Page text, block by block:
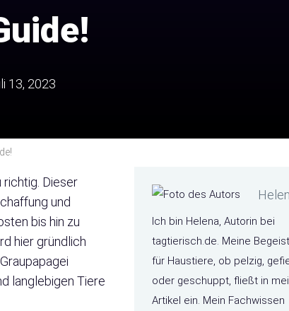
13, 2023
richtig. Dieser
und
bis hin zu
hier gründlich
langlebigen Tiere
Ich bin Helena, Autorin bei
tagtierisch.de. Meine
für Haustiere, ob pelzig,
oder geschuppt, fließt in
Artikel ein. Mein Fachwissen